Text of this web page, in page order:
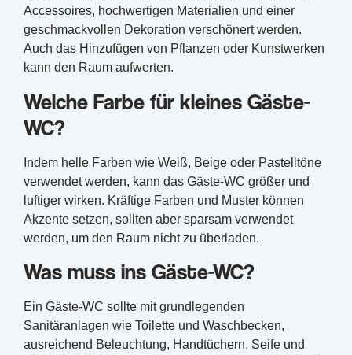
Accessoires, hochwertigen Materialien und einer
geschmackvollen Dekoration verschönert werden.
Auch das Hinzufügen von Pflanzen oder Kunstwerken
kann den Raum aufwerten.
Welche Farbe für kleines Gäste-
WC?
Indem helle Farben wie Weiß, Beige oder Pastelltöne
verwendet werden, kann das Gäste-WC größer und
luftiger wirken. Kräftige Farben und Muster können
Akzente setzen, sollten aber sparsam verwendet
werden, um den Raum nicht zu überladen.
Was muss ins Gäste-WC?
Ein Gäste-WC sollte mit grundlegenden
Sanitäranlagen wie Toilette und Waschbecken,
ausreichend Beleuchtung, Handtüchern, Seife und